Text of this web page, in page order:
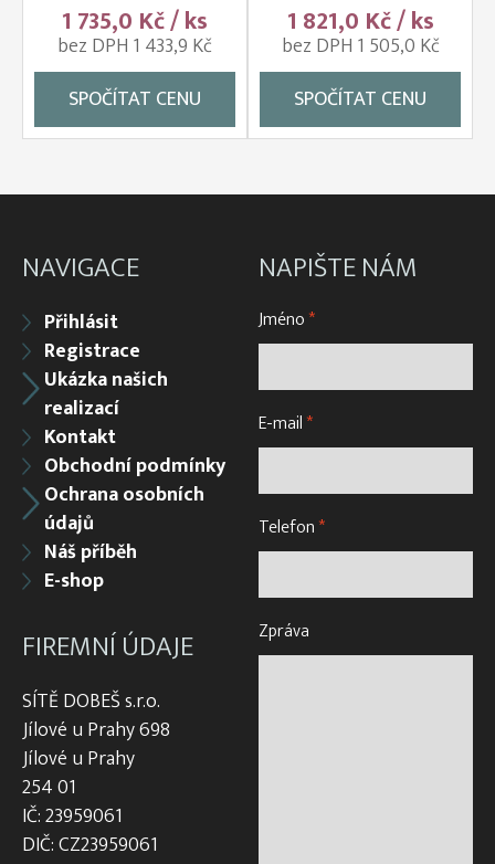
1 735,0 Kč / ks
bez DPH 1 433,9 Kč
SPOČÍTAT CENU
1 821,0 Kč / ks
bez DPH 1 505,0 Kč
SPOČÍTAT CENU
NAVIGACE
Přihlásit
Registrace
Ukázka našich
realizací
Kontakt
Obchodní podmínky
Ochrana osobních
údajů
Náš příběh
E-shop
FIREMNÍ ÚDAJE
SÍTĚ DOBEŠ s.r.o.
Jílové u Prahy 698
Jílové u Prahy
254 01
IČ: 23959061
DIČ: CZ23959061
NAPIŠTE NÁM
Jméno*
E-mail*
Telefon*
Zpráva